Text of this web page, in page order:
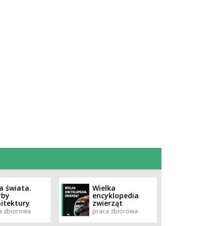
świata.
zbiorowa
Wielka
encyklopedia
zwierząt
praca zbiorowa